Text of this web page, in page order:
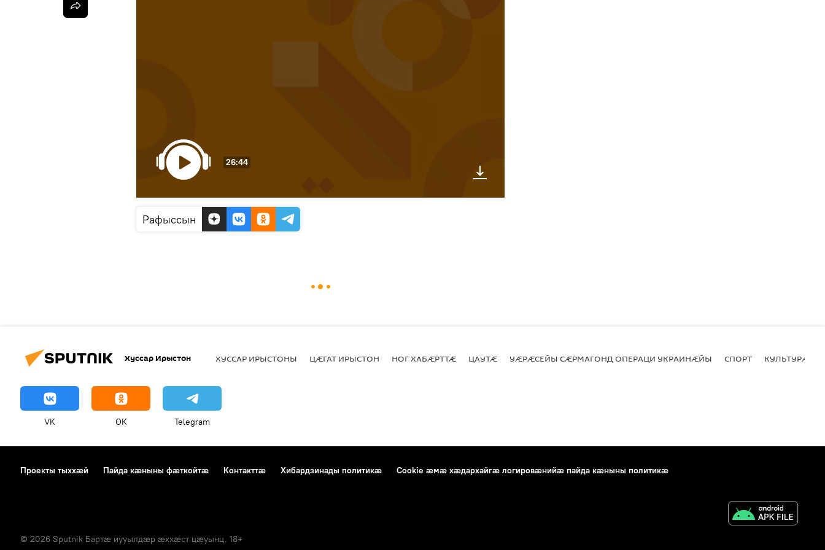
26:44
Рафыссын
Хуссар Ирыстон ХУССАР ИРЫСТОНЫ ЦӔГАТ ИРЫСТОН НОГ ХАБӔРТТӔ ЦАУТӔ УӔРӔСЕЙЫ СӔРМАГОНД ОПЕРАЦИ УКРАИНӔЙЫ СПОРТ КУЛЬТУРӔ
VK OK Telegram
Проекты тыххӕй Пайда кӕныны фӕткойтӕ Контакттӕ Хибардзинады политикæ Cookie æмæ хæдархайгæ логировæнийæ пайда кæныны политикæ
© 2026 Sputnik Бартӕ иууылдӕр ӕххӕст цӕуынц. 18+